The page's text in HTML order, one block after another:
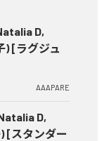
D,
) [ラグジュ
AAAPARE
D,
[スタンダー